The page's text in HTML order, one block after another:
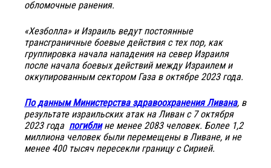
обломочные ранения.
«Хезболла» и Израиль ведут постоянные
трансграничные боевые действия с тех пор, как
группировка начала нападения на север Израиля
после начала боевых действий между Израилем и
оккупированным сектором Газа в октябре 2023 года.
По данным Министерства здравоохранения Ливана, в
результате израильских атак на Ливан с 7 октября
2023 года погиблине менее 2083 человек. Более 1,2
миллиона человек были перемещены в Ливане, и не
менее 400 тысяч пересекли границу с Сирией.